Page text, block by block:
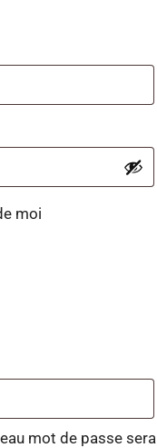
moi
mot de passe sera